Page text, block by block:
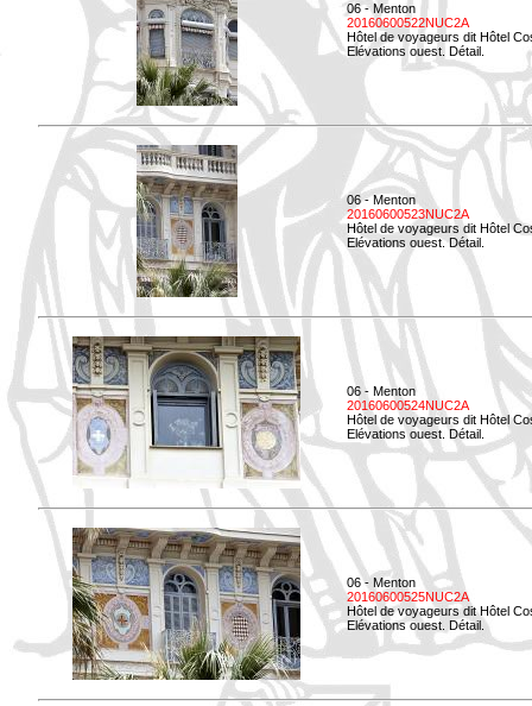
06 - Menton
20160600522NUC2A
Hôtel de voyageurs dit Hôtel
Elévations ouest. Détail.
06 - Menton
20160600523NUC2A
Hôtel de voyageurs dit Hôtel
Elévations ouest. Détail.
06 - Menton
20160600524NUC2A
Hôtel de voyageurs dit Hôtel
Elévations ouest. Détail.
06 - Menton
20160600525NUC2A
Hôtel de voyageurs dit Hôtel
Elévations ouest. Détail.